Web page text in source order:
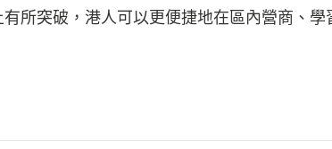
所突破，港人可以更便捷地在區內營商、學